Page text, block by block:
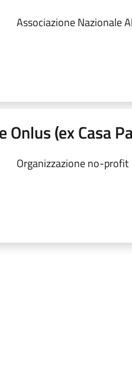
Associazione Nazionale
(ex Casa
Organizzazione no-profit